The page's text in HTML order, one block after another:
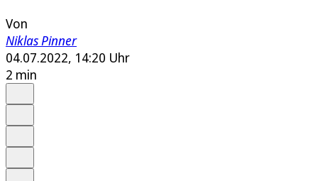
Von
Niklas Pinner
04.07.2022, 14:20 Uhr
2 min